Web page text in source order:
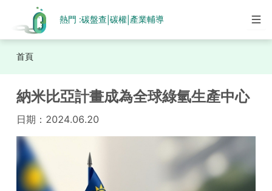
熱門 :碳盤查 碳權| 產業輔導
首頁
納米比亞計畫成為全球綠氫生產中心
日期： 2024.06.20